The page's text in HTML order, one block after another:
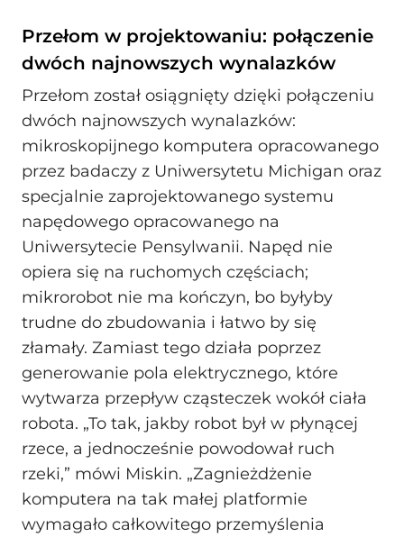
Przełom w projektowaniu: połączenie
dwóch najnowszych wynalazków
Przełom został osiągnięty dzięki połączeniu
dwóch najnowszych wynalazków:
mikroskopijnego komputera opracowanego
przez badaczy z Uniwersytetu Michigan oraz
specjalnie zaprojektowanego systemu
napędowego opracowanego na
Uniwersytecie Pensylwanii. Napęd nie
opiera się na ruchomych częściach;
mikrorobot nie ma kończyn, bo byłyby
trudne do zbudowania i łatwo by się
złamały. Zamiast tego działa poprzez
generowanie pola elektrycznego, które
wytwarza przepływ cząsteczek wokół ciała
robota. „To tak, jakby robot był w płynącej
rzece, a jednocześnie powodował ruch
rzeki,” mówi Miskin. „Zagnieżdżenie
komputera na tak małej platformie
wymagało całkowitego przemyślenia